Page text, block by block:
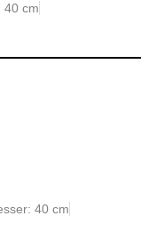
40 cm
40 cm